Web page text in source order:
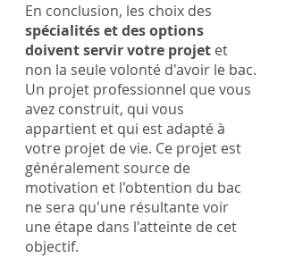
En conclusion, les choix des
spécialités et des options
doivent servir votre projet et
non la seule volonté d'avoir le bac.
Un projet professionnel que vous
avez construit, qui vous
appartient et qui est adapté à
votre projet de vie. Ce projet est
généralement source de
motivation et l'obtention du bac
ne sera qu'une résultante voir
une étape dans l'atteinte de cet
objectif.